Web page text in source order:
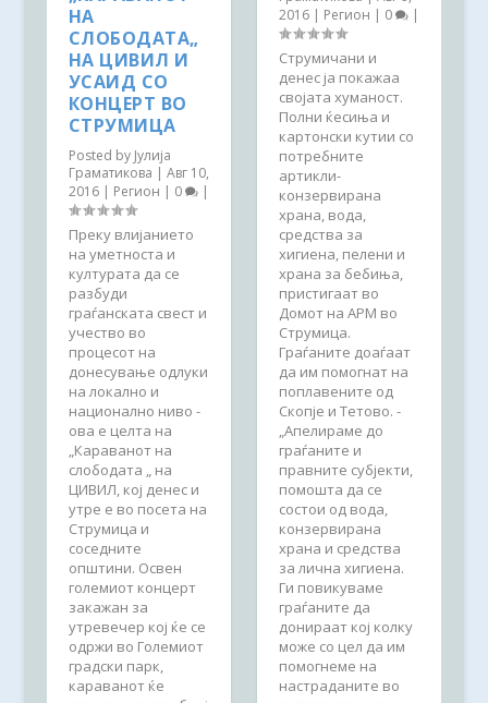
НА
СЛОБОДАТА„
НА ЦИВИЛ И
УСАИД СО
КОНЦЕРТ ВО
СТРУМИЦА
Posted by Јулија
Граматикова | Авг 10,
2016| Регион | 0 |
Преку влијанието
на уметноста и
културата да се
разбуди
граѓанската свест и
учество во
процесот на
донесување одлуки
на локално и
национално ниво -
ова е целта на
„Караванот на
слободата „ на
ЦИВИЛ, кој денес и
утре е во посета на
Струмица и
соседните
општини. Освен
големиот концерт
закажан за
утревечер кој ќе се
одржи во Големиот
градски парк,
караванот ќе
2016| Регион | 0 |
Струмичани и
денес ја покажаа
својата хуманост.
Полни ќесиња и
картонски кутии со
потребните
артикли-
конзервирана
храна, вода,
средства за
хигиена, пелени и
храна за бебиња,
пристигаат во
Домот на АРМ во
Струмица.
Граѓаните доаѓаат
да им помогнат на
поплавените од
Скопје и Тетово. -
„Апелираме до
граѓаните и
правните субјекти,
помошта да се
состои од вода,
конзервирана
храна и средства
за лична хигиена.
Ги повикуваме
граѓаните да
донираат кој колку
може со цел да им
помогнеме на
настраданите во